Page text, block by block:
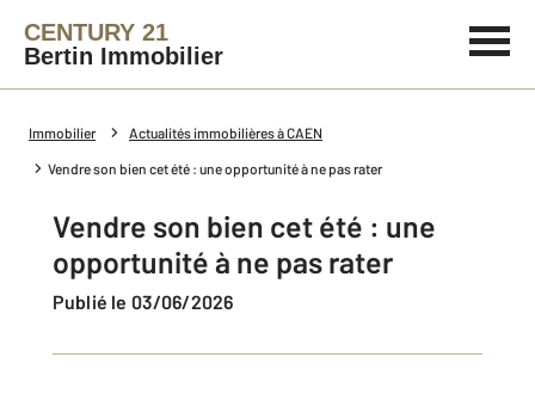
CENTURY 21
Bertin Immobilier
Immobilier Actualités immobilières à CAEN
Vendre son bien cet été : une opportunité à ne pas rater
Vendre son bien cet été : une
opportunité à ne pas rater
Publié le 03/06/2026